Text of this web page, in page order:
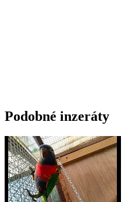
Podobné inzeráty